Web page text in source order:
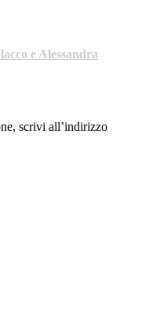
e Alessandra
scrivi all’indirizzo